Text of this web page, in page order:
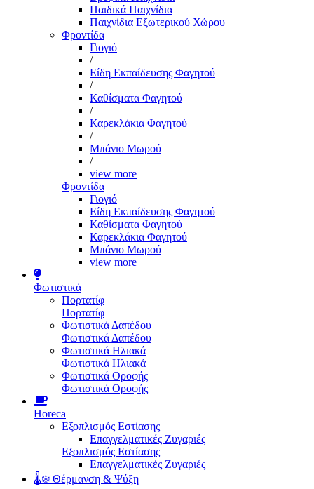
Παιδικά Παιχνίδια
Παιχνίδια Εξωτερικού Χώρου
Φροντίδα
Γιογιό
/
Είδη Εκπαίδευσης Φαγητού
/
Καθίσματα Φαγητού
/
Καρεκλάκια Φαγητού
/
Μπάνιο Μωρού
/
view more
Φροντίδα
Γιογιό
Είδη Εκπαίδευσης Φαγητού
Καθίσματα Φαγητού
Καρεκλάκια Φαγητού
Μπάνιο Μωρού
view more
Φωτιστικά
Πορτατίφ
Πορτατίφ
Φωτιστικά Δαπέδου
Φωτιστικά Δαπέδου
Φωτιστικά Ηλιακά
Φωτιστικά Ηλιακά
Φωτιστικά Οροφής
Φωτιστικά Οροφής
Horeca
Εξοπλισμός Εστίασης
Επαγγελματικές Ζυγαριές
Εξοπλισμός Εστίασης
Επαγγελματικές Ζυγαριές
🌡️❄️ Θέρμανση & Ψύξη